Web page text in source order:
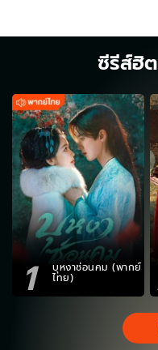
ซีรีส์ฮิ
1 บุหงาซ่อนคม (พากย์
ไทย)